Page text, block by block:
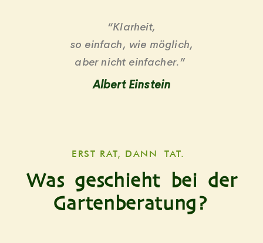
“Klar­heit,
so ein­fach, wie möglich,
aber nicht einfacher.”
Albert Ein­stein
ERST RAT, DANN TAT.
Was geschieht bei der
Gartenberatung?